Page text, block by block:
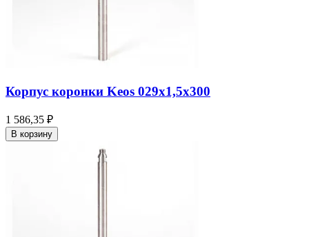
Корпус коронки Keos 029x1,5x300
1 586,35 ₽
В корзину